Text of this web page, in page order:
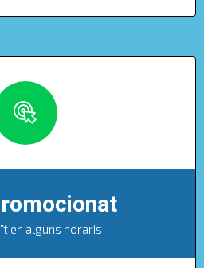
en alguns horaris